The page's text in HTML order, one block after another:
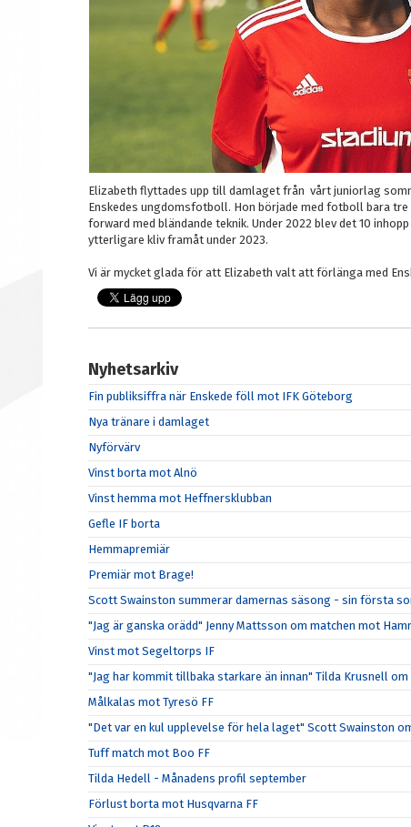
Elizabeth flyttades upp till damlaget från vårt juniorlag
Enskedes ungdomsfotboll. Hon började med fotboll bara
forward med bländande teknik. Under 2022 blev det 10
ytterligare kliv framåt under 2023.
Vi är mycket glada för att Elizabeth valt att förlänga med
Nyhetsarkiv
Fin publiksiffra när Enskede föll mot IFK Göteborg
Nya tränare i damlaget
Nyförvärv
Vinst borta mot Alnö
Vinst hemma mot Heffnersklubban
Gefle IF borta
Hemmapremiär
Premiär mot Brage!
Scott Swainston summerar damernas säsong - sin första
"Jag är ganska orädd" Jenny Mattsson om matchen mot
Vinst mot Segeltorps IF
"Jag har kommit tillbaka starkare än innan" Tilda Krusnell
Målkalas mot Tyresö FF
"Det var en kul upplevelse för hela laget" Scott Swainston
Tuff match mot Boo FF
Tilda Hedell - Månadens profil september
Förlust borta mot Husqvarna FF